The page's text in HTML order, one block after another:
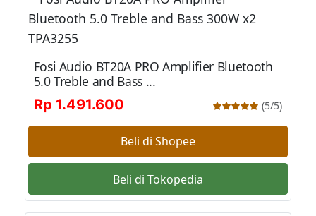
Fosi Audio BT20A PRO Amplifier Bluetooth
5.0 Treble and Bass ...
Rp 1.491.600
(5/5)
Beli di Shopee
Beli di Tokopedia